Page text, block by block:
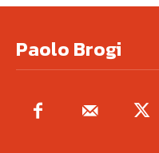
Paolo Brogi